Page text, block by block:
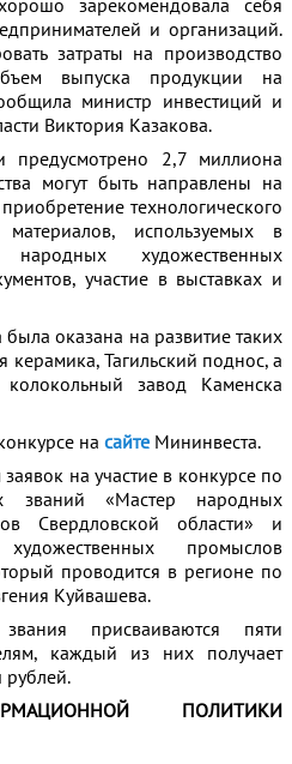
зарекомендовала себя
и организаций.
затраты на производство
выпуска продукции на
министр инвестиций и
Виктория Казакова.
2,7 миллиона
могут быть направлены на
технологического
используемых в
художественных
участие в выставках и
оказана на развитие таких
Тагильский поднос, а
завод Каменска
на сайте Мининвеста.
на участие в конкурсе по
званий «Мастер народных
Свердловской области» и
промыслов
проводится в регионе по
Куйвашева.
присваиваются пяти
каждый из них получает
ПОЛИТИКИ